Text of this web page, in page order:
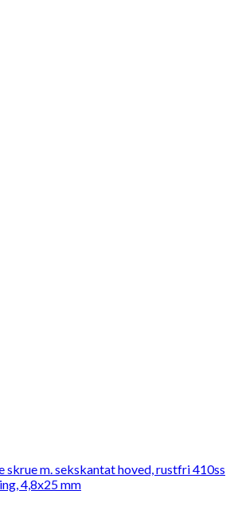
skrue m. sekskantat hoved, rustfri 410ss
4,8x25 mm